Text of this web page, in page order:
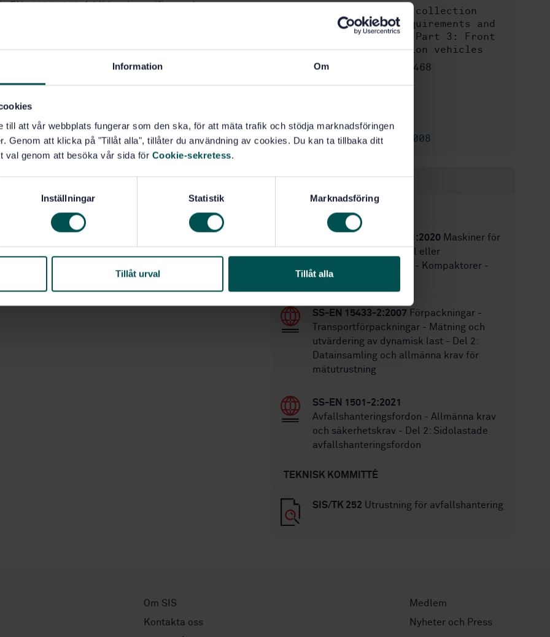
Information Om
till att vår webbplats fungerar som den ska, för att mäta trafik och stödja marknadsföringen
Genom att klicka på "Tillåt alla", tillåter du användning av cookies. Du kan ta tillbaka ditt
val genom att besöka vår sida för Cookie-sekretess.
Inställningar Statistik Marknadsföring
Tillåt urval Tillåt alla
EN 12999:2020. Additional specific requirements to
5:2021.
on a truck for collecting purposes.
conditions such as:
situations (e.g. hot refuses, acids and
fragile loads, explosives);
is manufactured before the date of publication of
Fordon för särskilda ändamål (43.160)
Refuse collection
vehicles - General requirements and
safety requirements - Part 3: Front
loaded refuse collection vehicles
Artikelnummer: STD-80028468
Utgåva:2
Antal sidor: 60
Ersätter: SS-EN 1501-3:2008
SS-EN 16486:2014+A1:2020 Maskiner för
kompaktering av avfall eller
återvinningsfraktioner - Kompaktorer -
Säkerhetskrav
SS-EN 15433-2:2007 Förpackningar -
Transportförpackningar - Mätning och
utvärdering av dynamisk last - Del 2:
Datainsamling och allmänna krav för
mätutrustning
SS-EN 1501-2:2021
Avfallshanteringsfordon - Allmänna krav
och säkerhetskrav - Del 2: Sidolastade
avfallshanteringsfordon
TEKNISK KOMMITTÉ
SIS/TK 252 Utrustning för avfallshantering
Om SIS
Kontakta oss
Medlem
Nyheter och Press